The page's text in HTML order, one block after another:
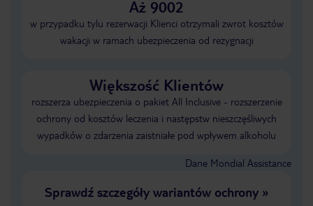
Aż 9002
w przypadku tylu rezerwacji Klienci otrzymali zwrot kosztów
wakacji w ramach ubezpieczenia od rezygnacji
Większość Klientów
rozszerza ubezpieczenia o pakiet All Inclusive - rozszerzenie
ochrony od kosztów leczenia i następstw nieszczęśliwych
wypadków o zdarzenia zaistniałe pod wpływem alkoholu
Dane Mondial Assistance
Sprawdź szczegóły wariantów ochrony»